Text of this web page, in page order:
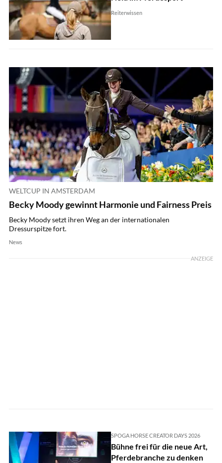
Reiterwissen
WELTCUP IN AMSTERDAM
Becky Moody gewinnt Harmonie und Fairness Preis
Becky Moody setzt ihren Weg an der internationalen
Dressurspitze fort.
News
ANZEIGE
SPOGA HORSE CREATOR DAYS 2026
Bühne frei für die neue Art,
Pferdebranche zu denken